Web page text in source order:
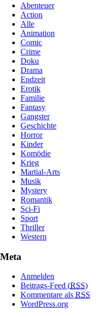
Abenteuer
Action
Alle
Animation
Comic
Crime
Doku
Drama
Endzeit
Erotik
Familie
Fantasy
Gangster
Geschichte
Horror
Kinder
Komödie
Krieg
Martial-Arts
Musik
Mystery
Romantik
Sci-Fi
Sport
Thriller
Western
Meta
Anmelden
Beitrags-Feed (RSS)
Kommentare als RSS
WordPress.org